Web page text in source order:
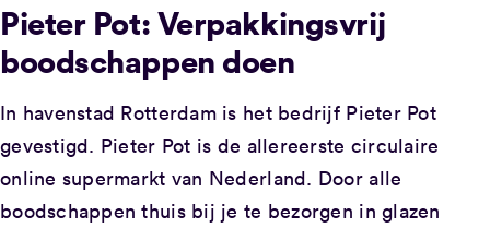
Pieter Pot: Verpakkingsvrij
boodschappen doen
In havenstad Rotterdam is het bedrijf Pieter Pot
gevestigd. Pieter Pot is de allereerste circulaire
online supermarkt van Nederland. Door alle
boodschappen thuis bij je te bezorgen in glazen